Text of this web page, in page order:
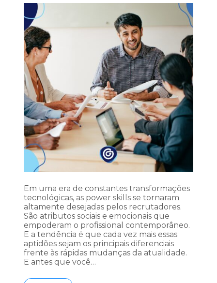
Em uma era de constantes transformações
tecnológicas, as power skills se tornaram
altamente desejadas pelos recrutadores.
São atributos sociais e emocionais que
empoderam o profissional contemporâneo.
E a tendência é que cada vez mais essas
aptidões sejam os principais diferenciais
frente às rápidas mudanças da atualidade.
E antes que você…